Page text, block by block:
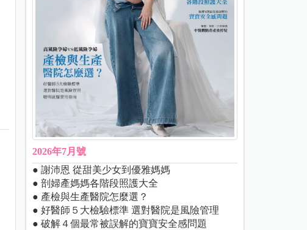
2026年7月號
● 謝沛恩 從甜美少女到優雅媽媽
● 剖婦產媽媽各階段照護大全
● 產檢與生產醫院怎麼選？
● 好醫師５大檢驗標準 選對醫院是風險管理
● 破解４個最常被誤解的寶寶安全感問題